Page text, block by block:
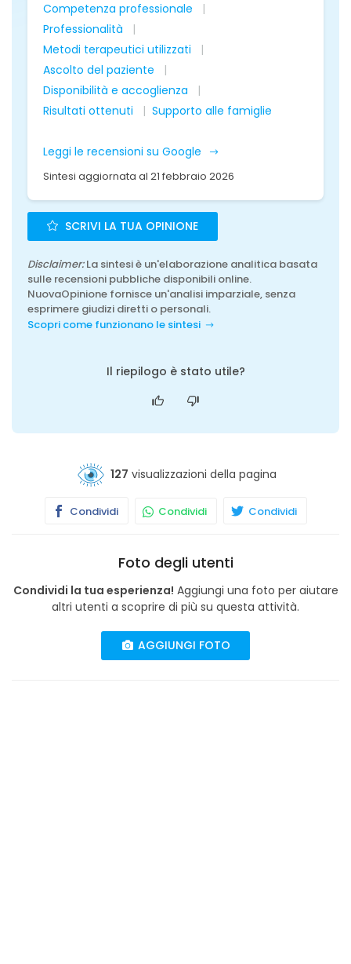
Competenza professionale
Professionalità
Metodi terapeutici utilizzati
Ascolto del paziente
Disponibilità e accoglienza
Risultati ottenuti
Supporto alle famiglie
Leggi le recensioni su Google
Sintesi aggiornata al 21 febbraio 2026
SCRIVI LA TUA OPINIONE
Disclaimer:La sintesi è un'elaborazione analitica basata
sulle recensioni pubbliche disponibili online.
NuovaOpinione fornisce un'analisi imparziale, senza
esprimere giudizi diretti o personali.
Scopri come funzionano le sintesi
Il riepilogo è stato utile?
127 visualizzazioni della pagina
Condividi Condividi Condividi
Foto degli utenti
Condividi la tua esperienza! Aggiungi una foto per aiutare
altri utenti a scoprire di più su questa attività.
AGGIUNGI FOTO